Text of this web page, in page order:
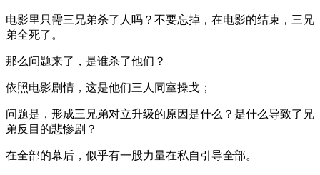
电影里只需三兄弟杀了人吗？不要忘掉，在电影的结束，三兄
弟全死了。
那么问题来了，是谁杀了他们？
依照电影剧情，这是他们三人同室操戈；
问题是，形成三兄弟对立升级的原因是什么？是什么导致了兄
弟反目的悲惨剧？
在全部的幕后，似乎有一股力量在私自引导全部。